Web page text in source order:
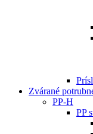
Zvárané
PP-H
PP